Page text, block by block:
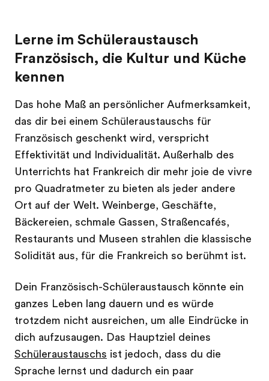
Lerne im Schüleraustausch
Französisch, die Kultur und Küche
kennen
Das hohe Maß an persönlicher Aufmerksamkeit,
das dir bei einem Schüleraustauschs für
Französisch geschenkt wird, verspricht
Effektivität und Individualität. Außerhalb des
Unterrichts hat Frankreich dir mehr joie de vivre
pro Quadratmeter zu bieten als jeder andere
Ort auf der Welt. Weinberge, Geschäfte,
Bäckereien, schmale Gassen, Straßencafés,
Restaurants und Museen strahlen die klassische
Solidität aus, für die Frankreich so berühmt ist.
Dein Französisch-Schüleraustausch könnte ein
ganzes Leben lang dauern und es würde
trotzdem nicht ausreichen, um alle Eindrücke in
dich aufzusaugen. Das Hauptziel deines
Schüleraustauschs ist jedoch, dass du die
Sprache lernst und dadurch ein paar